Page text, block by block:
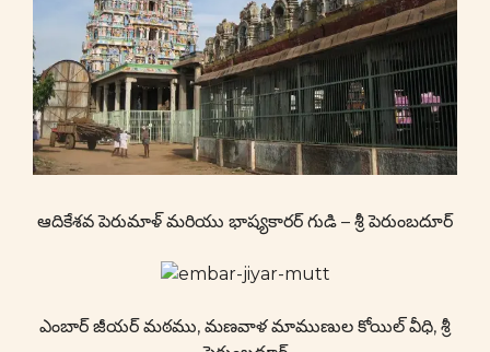
ఆదికేశవ పెరుమాళ్ మరియు భాష్యకారర్ గుడి – శ్రీ పెరుంబదూర్
ఎంబార్ జీయర్ మఠము, మణవాళ మాముణుల కోయిల్ వీధి, శ్రీ